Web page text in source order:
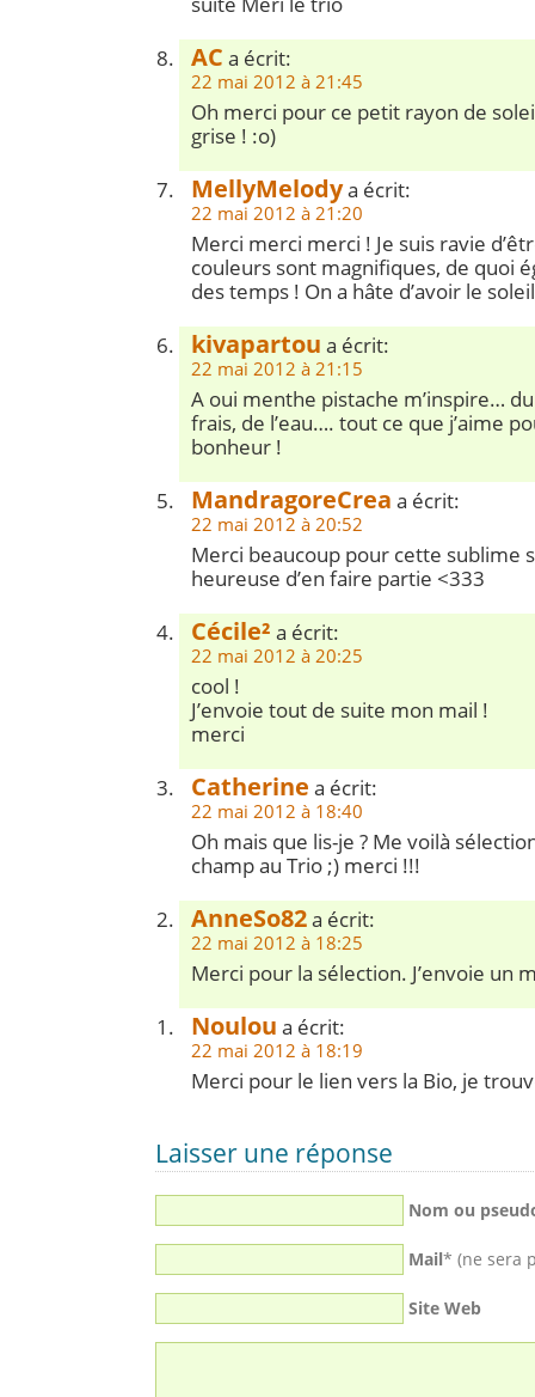
AC a écrit:
22 mai 2012 à 21:45
Oh merci pour ce petit rayon de
grise ! :o)
MellyMelodya écrit:
22 mai 2012 à 21:20
Merci merci merci ! Je suis ravie
couleurs sont magnifiques, de quoi
des temps ! On a hâte d’avoir le
kivapartou a écrit:
22 mai 2012 à 21:15
A oui menthe pistache m’inspire…
frais, de l’eau…. tout ce que j’aime
bonheur !
MandragoreCrea a écrit:
22 mai 2012 à 20:52
Merci beaucoup pour cette sublime
heureuse d’en faire partie <333
Cécile² a écrit:
22 mai 2012 à 20:25
cool !
J’envoie tout de suite mon mail !
merci
Catherine a écrit:
22 mai 2012 à 18:40
Oh mais que lis-je ? Me voilà
champ au Trio ;) merci !!!
AnneSo82a écrit:
22 mai 2012 à 18:25
Merci pour la sélection. J’envoie un
Noulou a écrit:
22 mai 2012 à 18:19
Merci pour le lien vers la Bio, je
Laisser une réponse
Nom ou
Mail* (ne sera
Site Web